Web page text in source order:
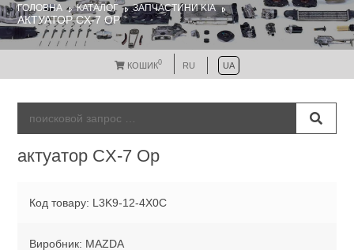
ГОЛОВНА КАТАЛОГ ЗАПЧАСТИНИ KIA
АКТУАТОР CX-7 ОР
КОШИК0 RU UA
актуатор CX-7 Ор
Код товару: L3K9-12-4X0C
Виробник: MAZDA